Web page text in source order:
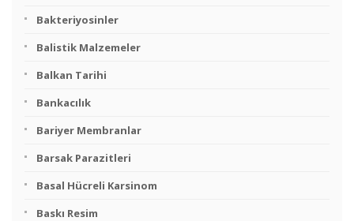
Bakteriyosinler
Balistik Malzemeler
Balkan Tarihi
Bankacılık
Bariyer Membranlar
Barsak Parazitleri
Basal Hücreli Karsinom
Baskı Resim